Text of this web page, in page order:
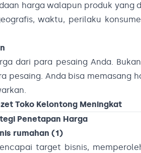
harga walapun produk yang
waktu, perilaku
dari para pesaing Anda.
Anda bisa memasang
Toko Kelontong Meningkat
Penetapan Harga
target bisnis,